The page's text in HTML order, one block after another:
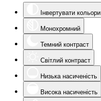
Інвертувати кольори
Монохромний
Темний контраст
Світлий контраст
Низька насиченість
Висока насиченість